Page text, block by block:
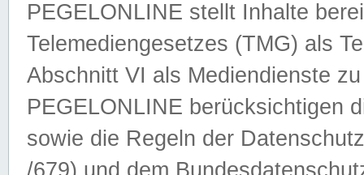
PEGELONLINE stellt Inhalte
Telemediengesetzes (TMG) als
Abschnitt VI als Mediendienste
PEGELONLINE berücksichtigen
sowie die Regeln der
/679) und dem